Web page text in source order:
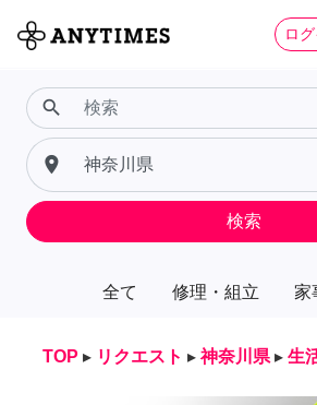
ロ
全て 修理・組立 家
search
place
検索
TOP ▸ リクエスト ▸ 神奈川県 ▸ 生